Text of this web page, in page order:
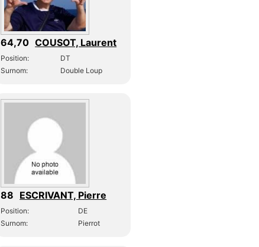
64,70 COUSOT, Laurent
Position:
DT
Surnom:
Double Loup
88 ESCRIVANT, Pierre
Position:
DE
Surnom:
Pierrot